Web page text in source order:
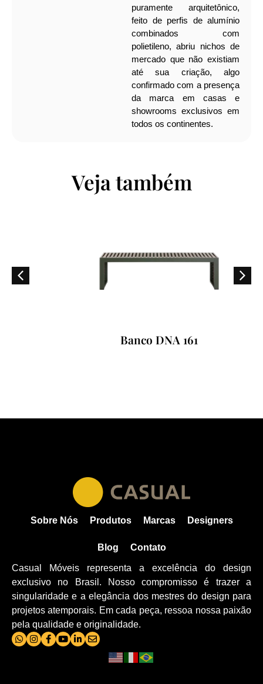
puramente arquitetônico,
feito de perfis de alumínio
combinados com
polietileno, abriu nichos de
mercado que não existiam
até sua criação, algo
confirmado com a presença
da marca em casas e
showrooms exclusivos em
todos os continentes.
Veja também
Banco DNA 161
Sobre Nós Produtos Marcas Designers
Blog Contato
Casual Móveis representa a excelência do design
exclusivo no Brasil. Nosso compromisso é trazer a
singularidade e a elegância dos mestres do design para
projetos atemporais. Em cada peça, ressoa nossa paixão
pela qualidade e originalidade.